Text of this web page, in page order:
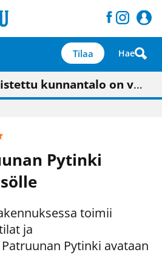
Tilaa Hae
pitäisi näkyä hieman parempana painojäljen laatuna lehdessä
kunnantalo on valoisa
käynnistämässä uudelleen keskustavisiotyön”
elämään omavaraisemmin kuin kaupungissa"
Pytinki
toimii
ja
Pytinki avataan